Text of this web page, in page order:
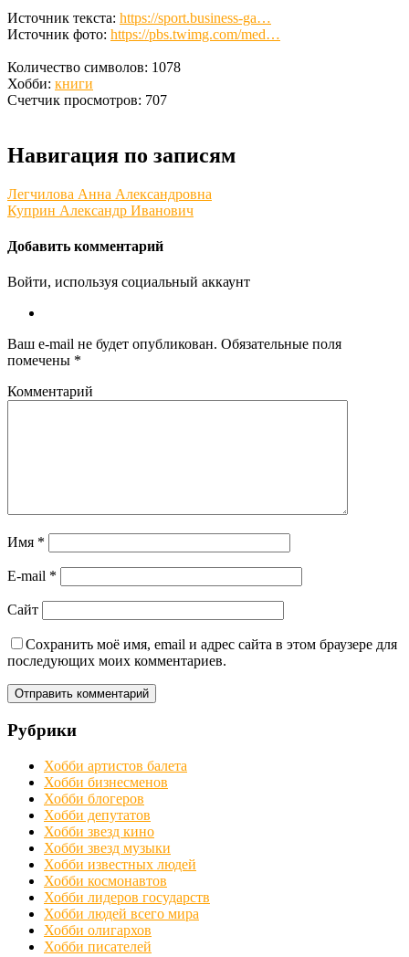
Источник текста: https://sport.business-ga…
Источник фото: https://pbs.twimg.com/med…
Количество символов: 1078
Хобби: книги
Счетчик просмотров: 707
Навигация по записям
Легчилова Анна Александровна
Куприн Александр Иванович
Добавить комментарий
Войти, используя социальный аккаунт
Ваш e-mail не будет опубликован. Обязательные поля
помечены *
Комментарий
Имя *
E-mail *
Сайт
Сохранить моё имя, email и адрес сайта в этом браузере для
последующих моих комментариев.
Рубрики
Хобби артистов балета
Хобби бизнесменов
Хобби блогеров
Хобби депутатов
Хобби звезд кино
Хобби звезд музыки
Хобби известных людей
Хобби космонавтов
Хобби лидеров государств
Хобби людей всего мира
Хобби олигархов
Хобби писателей